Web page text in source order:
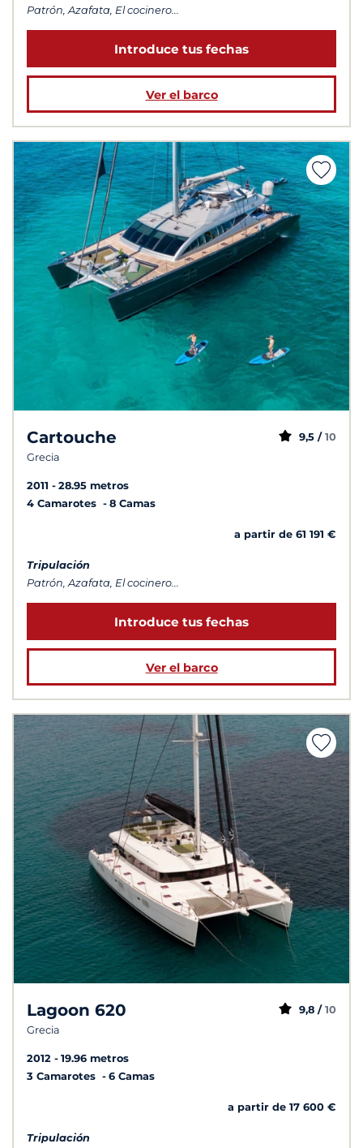
Patrón, Azafata, El cocinero...
Introduce tus fechas
Ver el barco
Cartouche
Grecia
9,5 / 10
2011
28.95 metros
4 Camarotes
8 Camas
a partir de 61 191 €
Tripulación
Patrón, Azafata, El cocinero...
Introduce tus fechas
Ver el barco
Lagoon 620
Grecia
9,8 / 10
2012
19.96 metros
3 Camarotes
6 Camas
a partir de 17 600 €
Tripulación